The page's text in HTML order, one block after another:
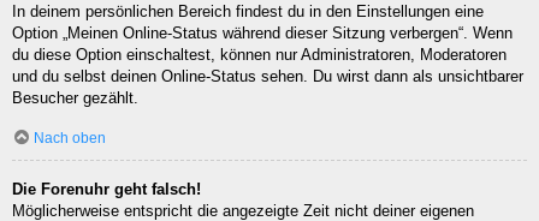
In deinem persönlichen Bereich findest du in den Einstellungen eine
Option „Meinen Online-Status während dieser Sitzung verbergen“. Wenn
du diese Option einschaltest, können nur Administratoren, Moderatoren
und du selbst deinen Online-Status sehen. Du wirst dann als unsichtbarer
Besucher gezählt.
Nach oben
Die Forenuhr geht falsch!
Möglicherweise entspricht die angezeigte Zeit nicht deiner eigenen